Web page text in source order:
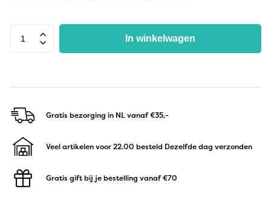
In winkelwagen
Gratis bezorging in NLvanaf €35,-
Veel artikelen voor 22.00 besteld Dezelfde dag verzonden
Gratis gift bij je bestelling vanaf €70